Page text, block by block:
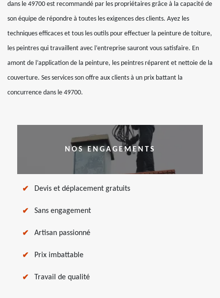
dans le 49700 est recommandé par les propriétaires grâce à la capacité de
son équipe de répondre à toutes les exigences des clients. Ayez les
techniques efficaces et tous les outils pour effectuer la peinture de toiture,
les peintres qui travaillent avec l’entreprise sauront vous satisfaire. En
amont de l’application de la peinture, les peintres réparent et nettoie de la
couverture. Ses services son offre aux clients à un prix battant la
concurrence dans le 49700.
NOS ENGAGEMENTS
Devis et déplacement gratuits
Sans engagement
Artisan passionné
Prix imbattable
Travail de qualité